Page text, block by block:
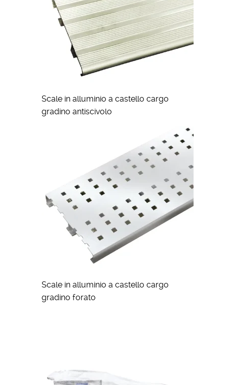
Scale in alluminio a castello cargo
gradino antiscivolo
Scale in alluminio a castello cargo
gradino forato